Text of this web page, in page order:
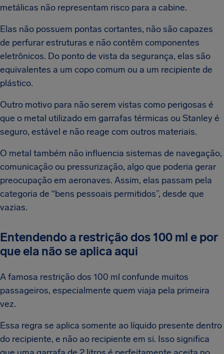
metálicas não representam risco para a cabine.
Elas não possuem pontas cortantes, não são capazes
de perfurar estruturas e não contêm componentes
eletrônicos. Do ponto de vista da segurança, elas são
equivalentes a um copo comum ou a um recipiente de
plástico.
Outro motivo para não serem vistas como perigosas é
que o metal utilizado em garrafas térmicas ou Stanley é
seguro, estável e não reage com outros materiais.
O metal também não influencia sistemas de navegação,
comunicação ou pressurização, algo que poderia gerar
preocupação em aeronaves. Assim, elas passam pela
categoria de “bens pessoais permitidos”, desde que
vazias.
Entendendo a restrição dos 100 ml e por
que ela não se aplica aqui
A famosa restrição dos 100 ml confunde muitos
passageiros, especialmente quem viaja pela primeira
vez.
Essa regra se aplica somente ao líquido presente dentro
do recipiente, e não ao recipiente em si. Isso significa